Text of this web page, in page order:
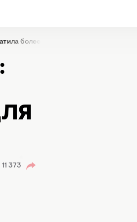
более 23 тыс. грн на платье для
11 373